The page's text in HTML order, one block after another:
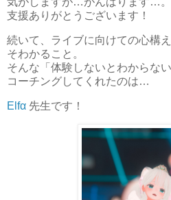
支援ありがとうございます！
続いて、ライブに向けての心構
そわかること。
そんな「体験しないとわからな
コーチングしてくれたのは…
Elfα 先生です！